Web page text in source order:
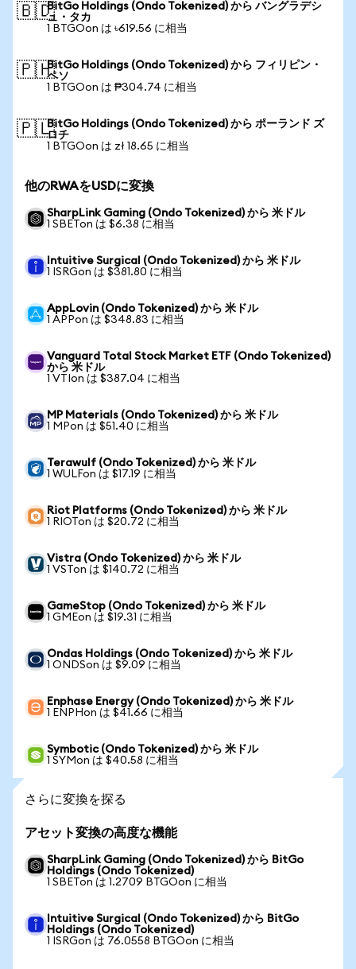
🇧🇩BitGo Holdings (Ondo Tokenized) から バングラデシ
ュ・タカ
1 BTGOon は ৳619.56 に相当
🇵🇭BitGo Holdings (Ondo Tokenized) から フィリピン・
ペソ
1 BTGOon は ₱304.74 に相当
🇵🇱BitGo Holdings (Ondo Tokenized) から ポーランド ズ
ロチ
1 BTGOon は zł 18.65 に相当
他のRWAをUSDに変換
SharpLink Gaming (Ondo Tokenized) から 米ドル
1 SBETon は $6.38 に相当
Intuitive Surgical (Ondo Tokenized) から 米ドル
1 ISRGon は $381.80 に相当
AppLovin (Ondo Tokenized) から 米ドル
1 APPon は $348.83 に相当
Vanguard Total Stock Market ETF (Ondo Tokenized)
から 米ドル
1 VTIon は $387.04 に相当
MP Materials (Ondo Tokenized) から 米ドル
1 MPon は $51.40 に相当
Terawulf (Ondo Tokenized) から 米ドル
1 WULFon は $17.19 に相当
Riot Platforms (Ondo Tokenized) から 米ドル
1 RIOTon は $20.72 に相当
Vistra (Ondo Tokenized) から 米ドル
1 VSTon は $140.72 に相当
GameStop (Ondo Tokenized) から 米ドル
1 GMEon は $19.31 に相当
Ondas Holdings (Ondo Tokenized) から 米ドル
1 ONDSon は $9.09 に相当
Enphase Energy (Ondo Tokenized) から 米ドル
1 ENPHon は $41.66 に相当
Symbotic (Ondo Tokenized) から 米ドル
1 SYMon は $40.58 に相当
さらに変換を探る
アセット変換の高度な機能
SharpLink Gaming (Ondo Tokenized) から BitGo
Holdings (Ondo Tokenized)
1 SBETon は 1.2709 BTGOon に相当
Intuitive Surgical (Ondo Tokenized) から BitGo
Holdings (Ondo Tokenized)
1 ISRGon は 76.0558 BTGOon に相当